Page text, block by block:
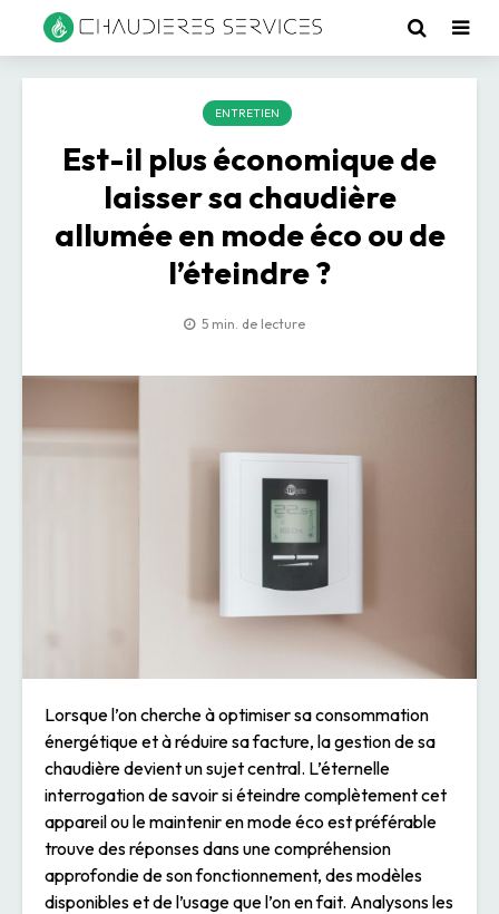
ENTRETIEN
Est-il plus économique de
laisser sa chaudière
allumée en mode éco ou de
l’éteindre ?
5 min. de lecture
Lorsque l’on cherche à optimiser sa consommation
énergétique et à réduire sa facture, la gestion de sa
chaudière devient un sujet central. L’éternelle
interrogation de savoir si éteindre complètement cet
appareil ou le maintenir en mode éco est préférable
trouve des réponses dans une compréhension
approfondie de son fonctionnement, des modèles
disponibles et de l’usage que l’on en fait. Analysons les